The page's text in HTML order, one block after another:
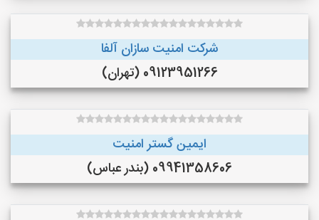
شرکت امنیت سازان آلفا
09123951266 (تهران)
ایمین گستر امنیت
09941358606 (بندر عباس)